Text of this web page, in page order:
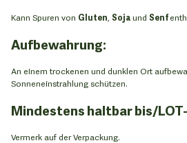
Kann Spuren von Gluten Sojaund Senf
Aufbewahrung:
An einem trockenen und dunklen Ort
Sonneneinstrahlung schützen.
Mindestens haltbar bis/
Vermerk auf der Verpackung.